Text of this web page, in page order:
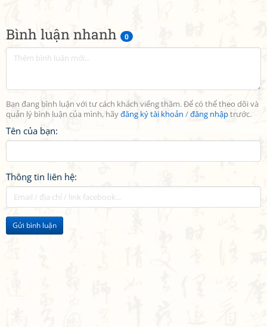
Bình luận nhanh 0
Bạn đang bình luận với tư cách khách viếng thăm. Để có thể theo dõi và
quản lý bình luận của mình, hãyđăng ký tài khoản /đăng nhậptrước.
Tên của bạn:
Thông tin liên hệ:
Gửi bình luận